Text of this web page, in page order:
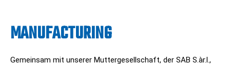
MANUFACTURING
Gemeinsam mit unserer Muttergesellschaft, der SAB S.àr.l.,